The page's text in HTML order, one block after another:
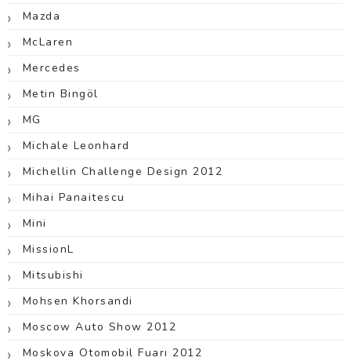
Mazda
McLaren
Mercedes
Metin Bingöl
MG
Michale Leonhard
Michellin Challenge Design 2012
Mihai Panaitescu
Mini
MissionL
Mitsubishi
Mohsen Khorsandi
Moscow Auto Show 2012
Moskova Otomobil Fuarı 2012